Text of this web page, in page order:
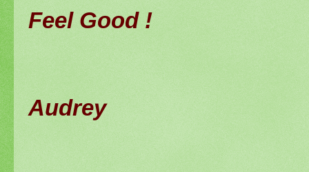
Feel Good !
Audrey